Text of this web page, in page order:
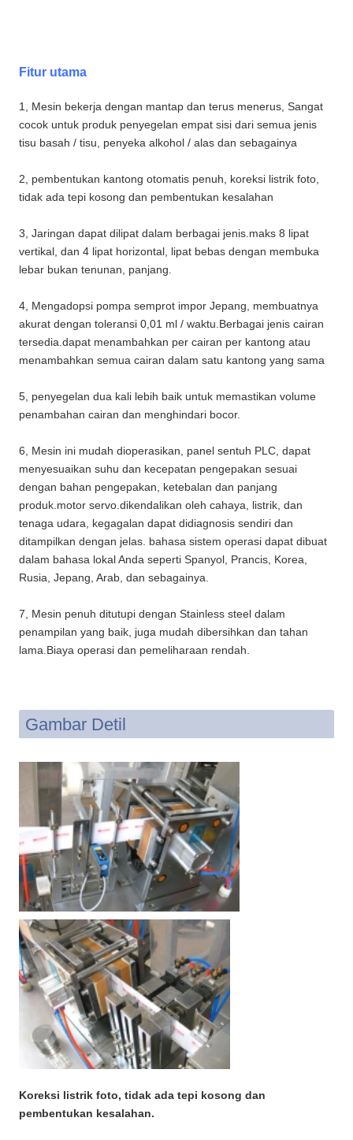
Fitur utama
1, Mesin bekerja dengan mantap dan terus menerus, Sangat
cocok untuk produk penyegelan empat sisi dari semua jenis
tisu basah / tisu, penyeka alkohol / alas dan sebagainya
2, pembentukan kantong otomatis penuh, koreksi listrik foto,
tidak ada tepi kosong dan pembentukan kesalahan
3, Jaringan dapat dilipat dalam berbagai jenis.maks 8 lipat
vertikal, dan 4 lipat horizontal, lipat bebas dengan membuka
lebar bukan tenunan, panjang.
4, Mengadopsi pompa semprot impor Jepang, membuatnya
akurat dengan toleransi 0,01 ml / waktu.Berbagai jenis cairan
tersedia.dapat menambahkan per cairan per kantong atau
menambahkan semua cairan dalam satu kantong yang sama
5, penyegelan dua kali lebih baik untuk memastikan volume
penambahan cairan dan menghindari bocor.
6, Mesin ini mudah dioperasikan, panel sentuh PLC, dapat
menyesuaikan suhu dan kecepatan pengepakan sesuai
dengan bahan pengepakan, ketebalan dan panjang
produk.motor servo.dikendalikan oleh cahaya, listrik, dan
tenaga udara, kegagalan dapat didiagnosis sendiri dan
ditampilkan dengan jelas. bahasa sistem operasi dapat dibuat
dalam bahasa lokal Anda seperti Spanyol, Prancis, Korea,
Rusia, Jepang, Arab, dan sebagainya.
7, Mesin penuh ditutupi dengan Stainless steel dalam
penampilan yang baik, juga mudah dibersihkan dan tahan
lama.Biaya operasi dan pemeliharaan rendah.
Gambar Detil
Koreksi listrik foto, tidak ada tepi kosong dan
pembentukan kesalahan.